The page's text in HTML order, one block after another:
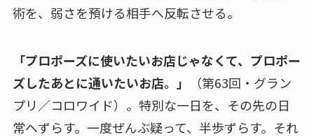
術を、弱さを預ける相手へ反転させる。
「プロポーズに使いたいお店じゃなくて、プロポー
ズしたあとに通いたいお店。」
（第63回・グラン
プリ／コロワイド）。特別な一日を、その先の日
常へずらす。一度ぜんぶ疑って、半歩ずらす。それ